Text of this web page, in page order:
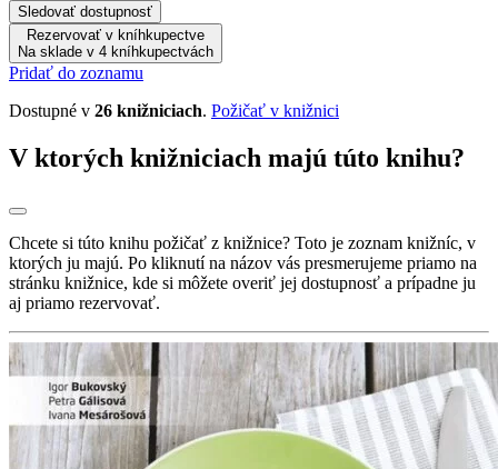
Sledovať dostupnosť
Rezervovať v kníhkupectve
Na sklade v 4 kníhkupectvách
Pridať do zoznamu
Dostupné v 26 knižniciach. Požičať v knižnici
V ktorých knižniciach majú túto knihu?
Chcete si túto knihu požičať z knižnice? Toto je zoznam knižníc, v
ktorých ju majú. Po kliknutí na názov vás presmerujeme priamo na
stránku knižnice, kde si môžete overiť jej dostupnosť a prípadne ju
aj priamo rezervovať.